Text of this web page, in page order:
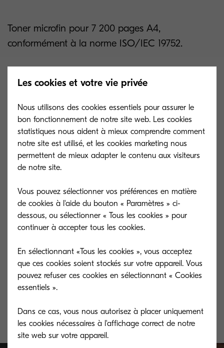
Toner microfin pour 7 200 pages A4,
conformément à la norme ISO/IEC 19752.
Related products
ECOSYS P2040dn
Fast, reliable and versatile A4 b/w office
ECOSYS
Les cookies et votre vie privée
Nous utilisons des cookies essentiels pour assurer le
bon fonctionnement de notre site web. Les cookies
statistiques nous aident à mieux comprendre comment
notre site est utilisé, et les cookies marketing nous
permettent de mieux adapter le contenu aux visiteurs
de notre site.
Vous pouvez sélectionner vos préférences en matière
de cookies à l'aide du bouton « Paramètres » ci-
dessous, ou sélectionner « Tous les cookies » pour
continuer à accepter tous les cookies.
En sélectionnant «Tous les cookies », vous acceptez
que ces cookies soient stockés sur votre appareil. Vous
pouvez refuser ces cookies en sélectionnant « Cookies
essentiels ».
Dans ce cas, vous nous autorisez à placer uniquement
les cookies nécessaires à l'affichage correct de notre